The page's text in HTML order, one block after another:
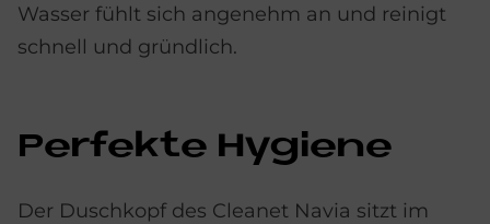
Wasser fühlt sich angenehm an und reinigt
schnell und gründlich.
Per­fek­te Hy­gie­ne
Der Duschkopf des Cleanet Navia sitzt im